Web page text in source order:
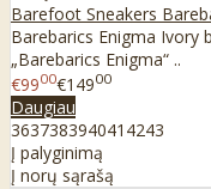
Barefoot Sneakers
Barebarics Enigma Ivory
„Barebarics Enigma“ ..
€9900€14900
Daugiau
363738394041 4243
Į palyginimą
Į norų sąrašą